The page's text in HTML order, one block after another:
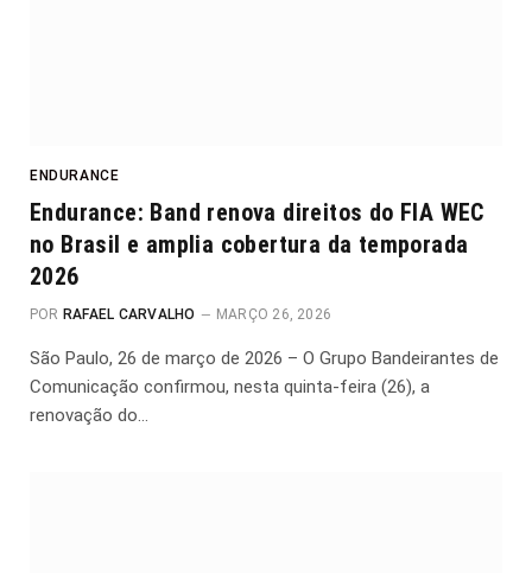
ENDURANCE
Endurance: Band renova direitos do FIA WEC
no Brasil e amplia cobertura da temporada
2026
POR RAFAEL CARVALHO MARÇO 26, 2026
São Paulo, 26 de março de 2026 – O Grupo Bandeirantes de
Comunicação confirmou, nesta quinta-feira (26), a
renovação do…